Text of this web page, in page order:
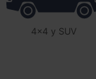
4x4 y SUV